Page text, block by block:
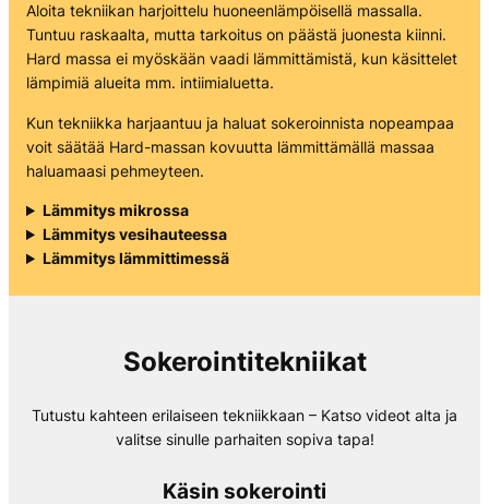
Aloita tekniikan harjoittelu huoneenlämpöisellä massalla.
Tuntuu raskaalta, mutta tarkoitus on päästä juonesta kiinni.
Hard massa ei myöskään vaadi lämmittämistä, kun käsittelet
lämpimiä alueita mm. intiimialuetta.
Kun tekniikka harjaantuu ja haluat sokeroinnista nopeampaa
voit säätää Hard-massan kovuutta lämmittämällä massaa
haluamaasi pehmeyteen.
Lämmitys mikrossa
Lämmitys vesihauteessa
Lämmitys lämmittimessä
Sokerointitekniikat
Tutustu kahteen erilaiseen tekniikkaan – Katso videot alta ja
valitse sinulle parhaiten sopiva tapa!
Käsin sokerointi